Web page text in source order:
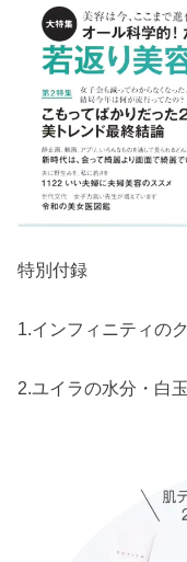
特別付録
1.インフィニティの
2.ユイラの水分・白